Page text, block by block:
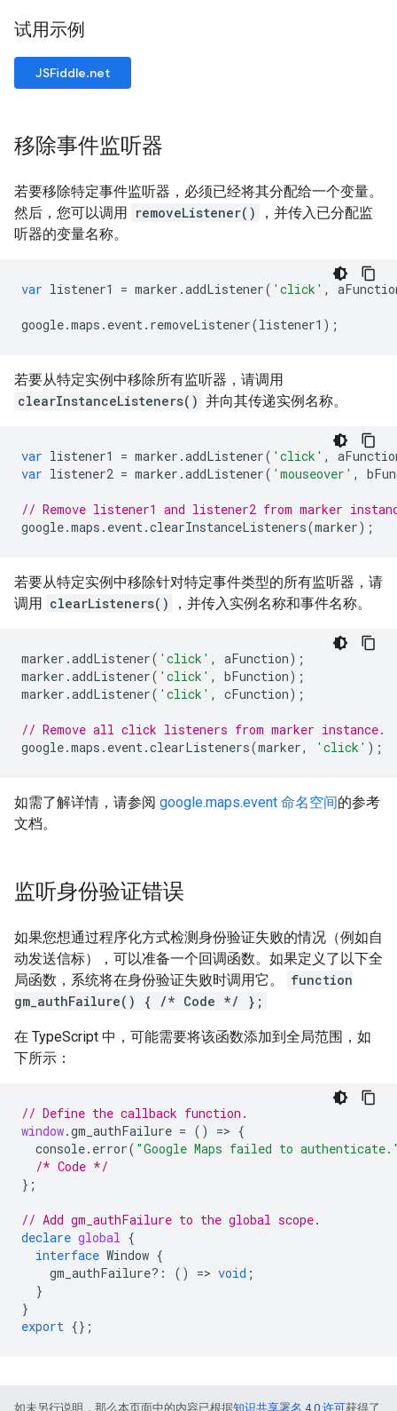
试用示例
JSFiddle.net
移除事件监听器
若要移除特定事件监听器，必须已经将其分配给一个变量。
然后，您可以调用 removeListener()
，并传入已分配监
听器的变量名称。
var listener1 = marker .addListener( 'click' ,
google.maps . event. removeListener(listener1 );
若要从特定实例中移除所有监听器，请调用
clearInstanceListeners() 并向其传递实例名称。
var listener1 = marker .addListener( 'click' ,
var listener2 = marker .addListener( 'mouseover' ,
// Remove listener1 and listener2 from marker
google.maps . event.clearInstanceListeners(marker);
若要从特定实例中移除针对特定事件类型的所有监听器，请
调用 clearListeners() ，并传入实例名称和事件名称。
marker .addListener( 'click' , aFunction);
marker .addListener( 'click' , bFunction);
marker .addListener( 'click' , cFunction);
// Remove all click listeners from marker instance.
google.maps . event.clearListeners(marker, 'click' );
如需了解详情，请参阅 google.maps.event 命名空间的参考
文档。
监听身份验证错误
如果您想通过程序化方式检测身份验证失败的情况（例如自
动发送信标），可以准备一个回调函数。如果定义了以下全
局函数，系统将在身份验证失败时调用它。
function
gm_authFailure() { /* Code */ };
在 TypeScript 中，可能需要将该函数添加到全局范围，如
下所示：
// Define the callback function.
window.gm_authFailure = () => {
console. error( "Google Maps failed to
/* Code */
};
// Add gm_authFailure to the global scope.
declare global {
interface Window {
gm_authFailure?: () => void ;
}
}
export {};
如未另行说明，那么本页面中的内容已根据知识共享署名 4.0 许可获得了